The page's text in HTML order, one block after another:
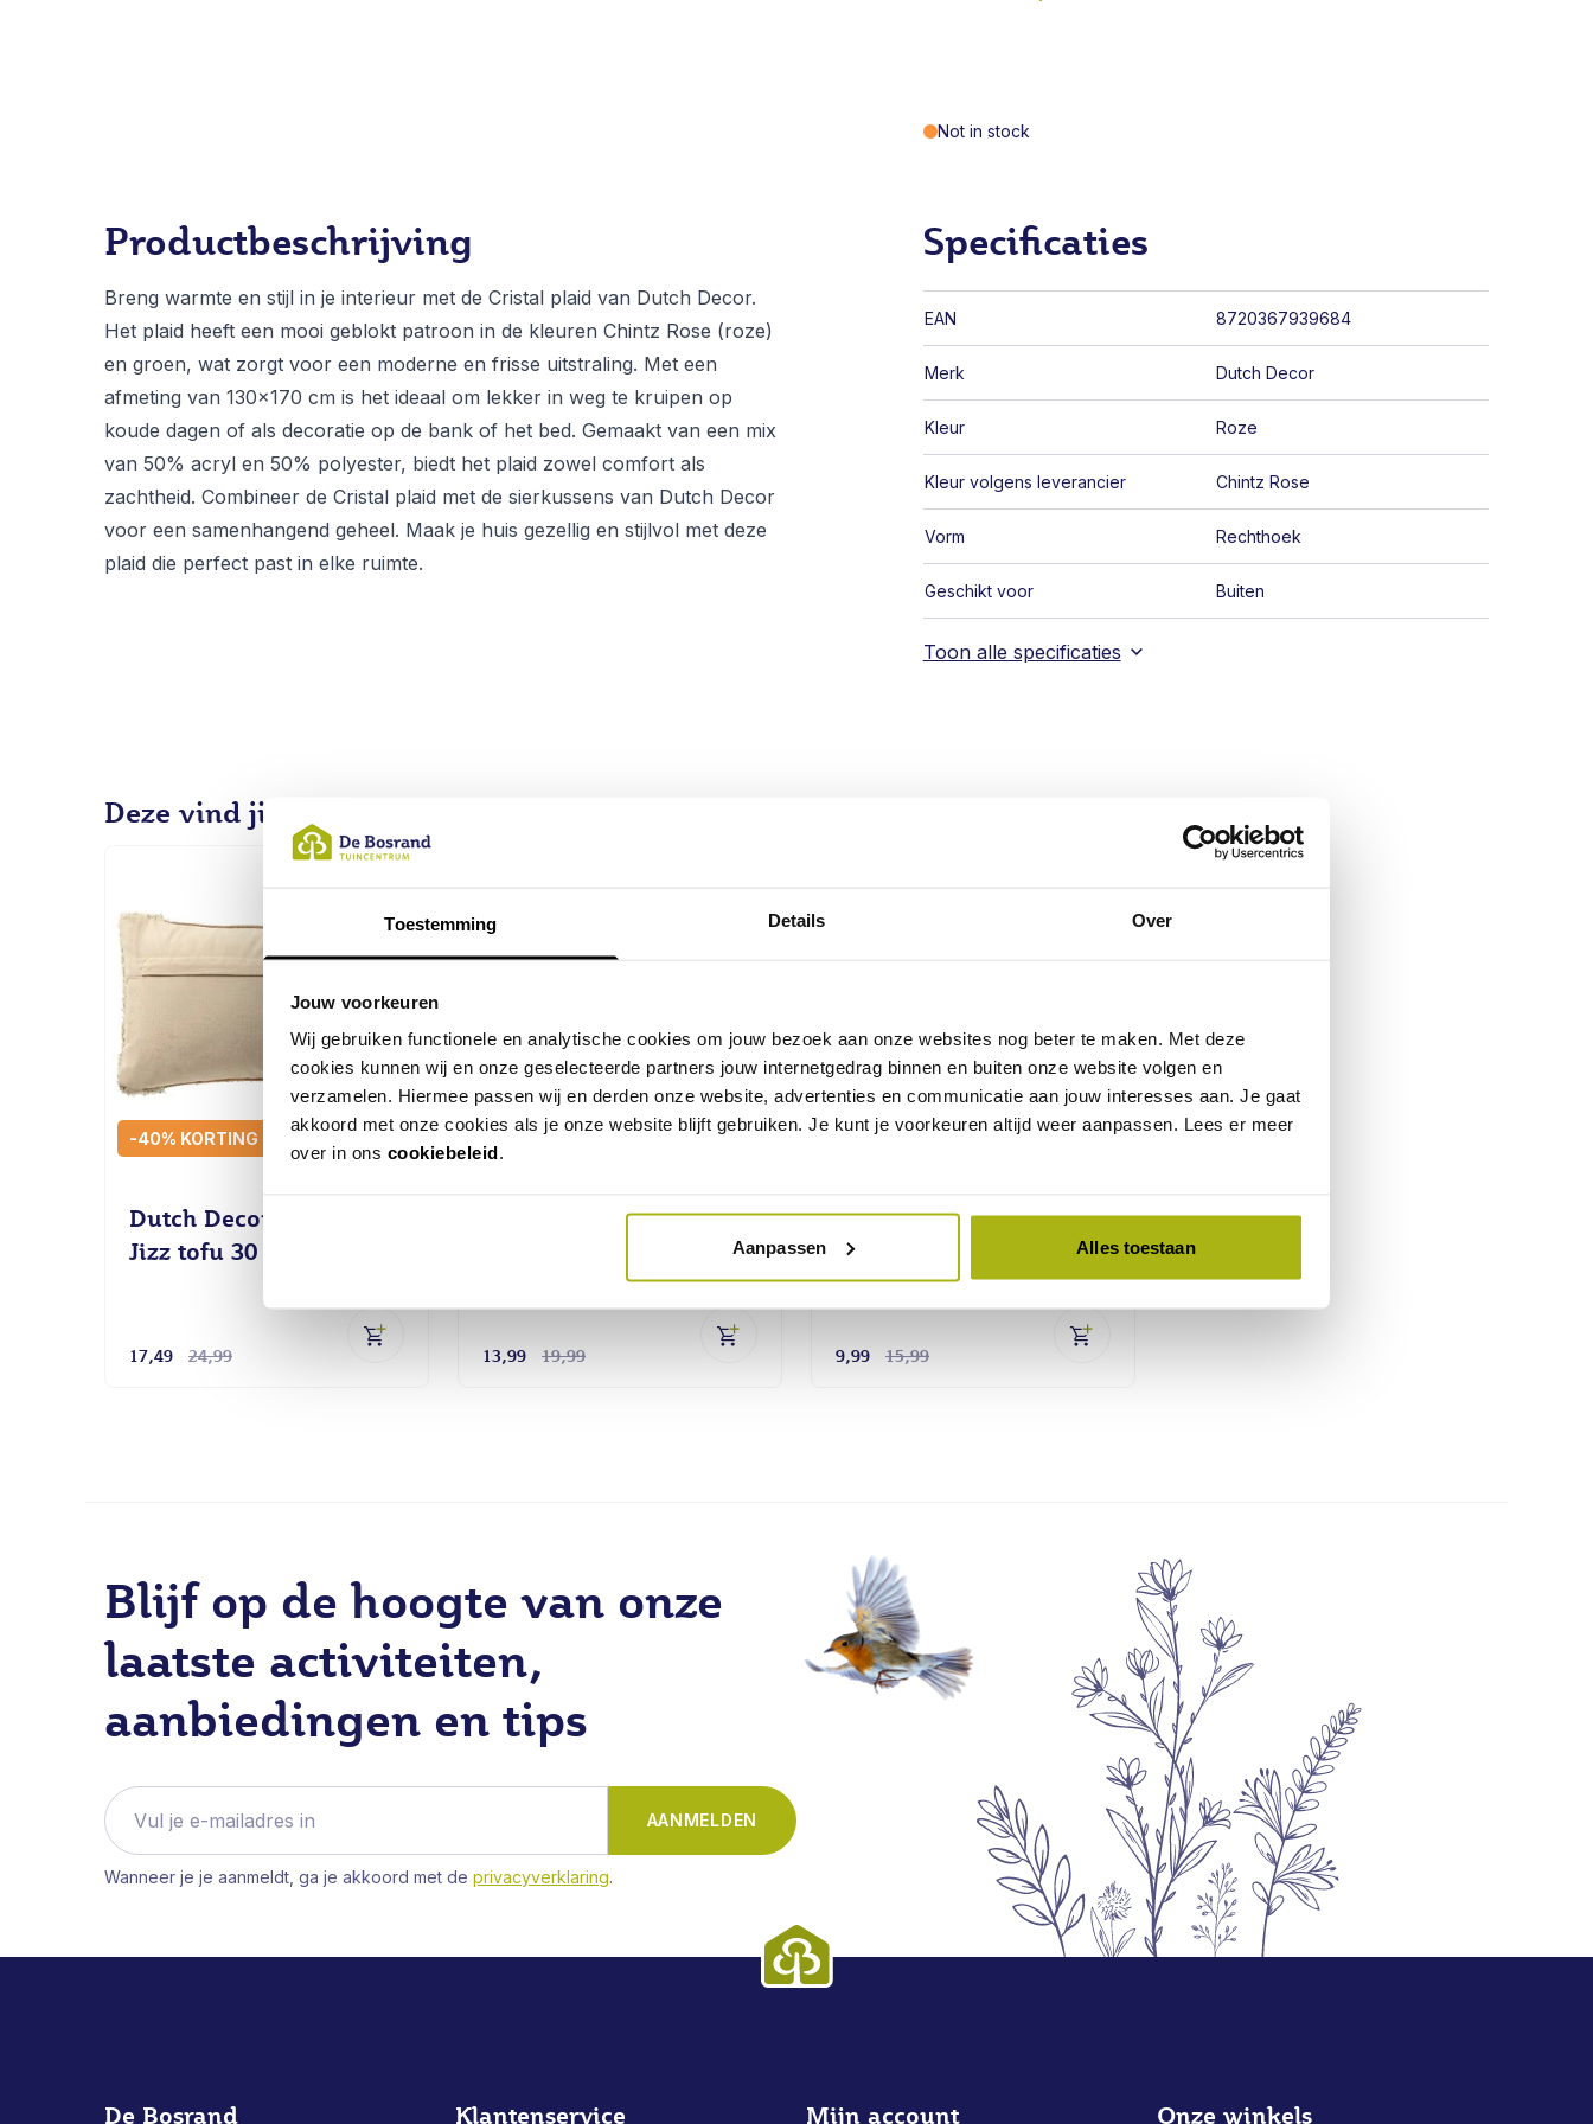
Toestemming Details Over
Jouw voorkeuren
Wij gebruiken functionele en analytische cookies om jouw bezoek aan onze websites nog beter te maken. Met deze
cookies kunnen wij en onze geselecteerde partners jouw internetgedrag binnen en buiten onze website volgen en
verzamelen. Hiermee passen wij en derden onze website, advertenties en communicatie aan jouw interesses aan. Je gaat
akkoord met onze cookies als je onze website blijft gebruiken. Je kunt je voorkeuren altijd weer aanpassen. Lees er meer
over in ons cookiebeleid.
Aanpassen Alles toestaan
Productbeschrijving
Breng warmte en stijl in je interieur met de Cristal plaid van Dutch Decor.
Het plaid heeft een mooi geblokt patroon in de kleuren Chintz Rose (roze)
en groen, wat zorgt voor een moderne en frisse uitstraling. Met een
afmeting van 130x170 cm is het ideaal om lekker in weg te kruipen op
koude dagen of als decoratie op de bank of het bed. Gemaakt van een mix
van 50% acryl en 50% polyester, biedt het plaid zowel comfort als
zachtheid. Combineer de Cristal plaid met de sierkussens van Dutch Decor
voor een samenhangend geheel. Maak je huis gezellig en stijlvol met deze
plaid die perfect past in elke ruimte.
Specificaties
EAN 8720367939684
Merk Dutch Decor
Kleur Roze
Kleur volgens leverancier Chintz Rose
Vorm Rechthoek
Geschikt voor Buiten
Toon alle specificaties
Not in stock
Deze vind jij vast ook interessant!
-40% KORTING
Dutch Decor Sierkussen
Jizz tofu 30 x 50 cm
17,49 24,99
Dutch Decor Plaid
Carlien violet ice 140 x
13,99 19,99
-40% KORTING
AANBIEDING
Dutch Decor Sierkussen
Fluffy jadeite 45 x 45
cm
9,99 15,99
Blijf op de hoogte van onze
laatste activiteiten,
aanbiedingen en tips
AANMELDEN
Wanneer je je aanmeldt, ga je akkoord met de privacyverklaring.
De Bosrand Klantenservice Mijn account Onze winkels